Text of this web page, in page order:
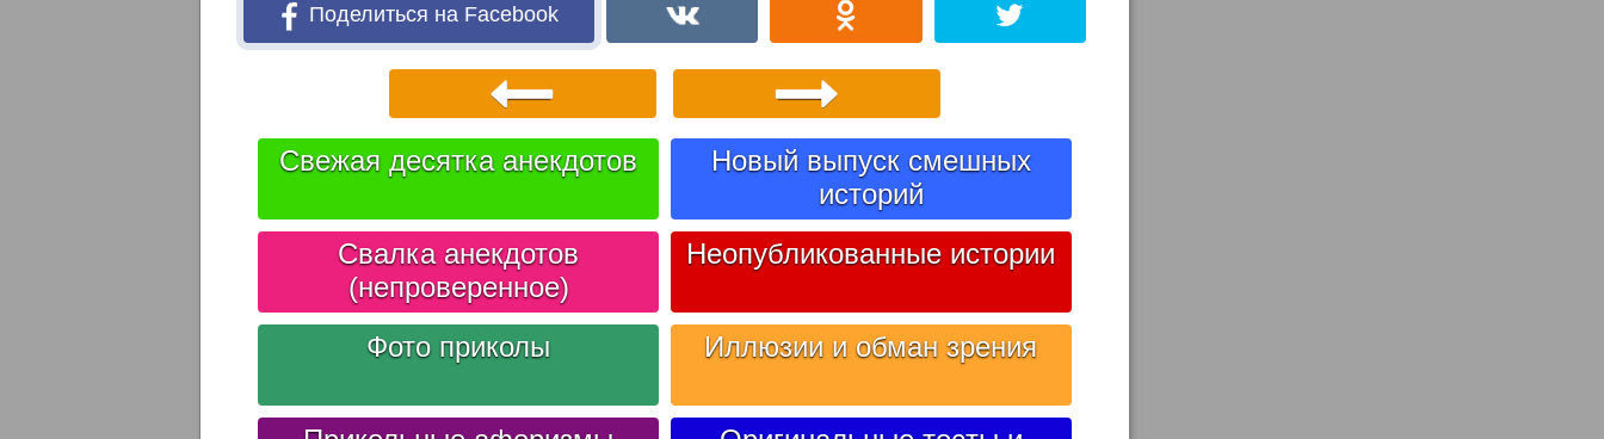
Поделиться на Facebook
Свежая десятка анекдотов
Новый выпуск смешных
историй
Свалка анекдотов
(непроверенное)
Неопубликованные истории
Фото приколы Иллюзии и обман зрения